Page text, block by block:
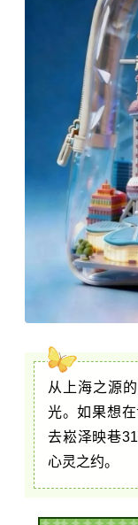
从上海之源
光。如果想
去崧泽映巷
心灵之约。